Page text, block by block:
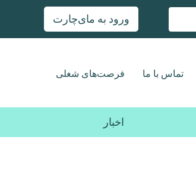
ورود به مای‌چارت
تماس با ما فرصت‌های شغلی
اخبار